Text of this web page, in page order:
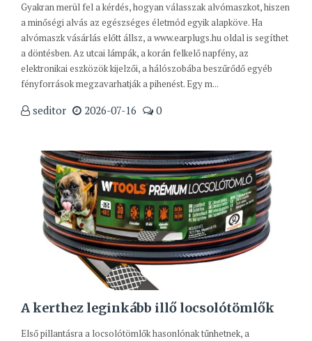
Gyakran merül fel a kérdés, hogyan válasszak alvómaszkot, hiszen
a minőségi alvás az egészséges életmód egyik alapköve. Ha
alvómaszk vásárlás előtt állsz, a www.earplugs.hu oldal is segíthet
a döntésben. Az utcai lámpák, a korán felkelő napfény, az
elektronikai eszközök kijelzői, a hálószobába beszűrődő egyéb
fényforrások megzavarhatják a pihenést. Egy m...
seditor 2026-07-16 0
A kerthez leginkább illő locsolótömlők
Első pillantásra a locsolótömlők hasonlónak tűnhetnek, a